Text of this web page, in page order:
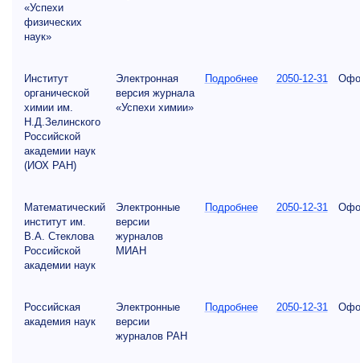
«Успехи
физических
наук»
Институт
органической
химии им.
Н.Д.Зелинского
Российской
академии наук
(ИОХ РАН)
Электронная
версия журнала
«Успехи химии»
Подробнее 2050-12-31
Математический
институт им.
В.А. Стеклова
Российской
академии наук
Электронные
версии
журналов
МИАН
Подробнее 2050-12-31
Российская
академия наук
Электронные
версии
журналов РАН
Подробнее 2050-12-31